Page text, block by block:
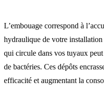
L’embouage correspond à
hydraulique de votre
qui circule dans vos tuyaux
de bactéries. Ces dépôts
efficacité et augmentant la